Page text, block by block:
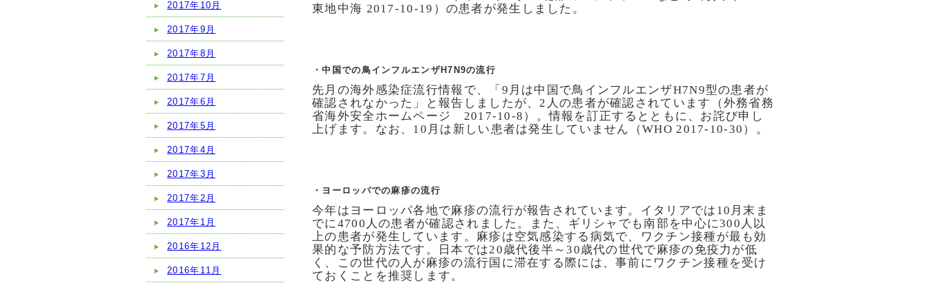
2017年10月
2017年9月
2017年8月
2017年7月
2017年6月
2017年5月
2017年4月
2017年3月
2017年2月
2017年1月
2016年12月
2016年11月
東地中海 2017-10-19）の患者が発生しました。
・中国での鳥インフルエンザH7N9の流行
先月の海外感染症流行情報で、「9月は中国で鳥インフルエンザH7N9型の患者が
確認されなかった」と報告しましたが、2人の患者が確認されています（外務省務
省海外安全ホームページ 2017-10-8）。情報を訂正するとともに、お詫び申し
上げます。なお、10月は新しい患者は発生していません（WHO 2017-10-30）。
・ヨーロッパでの麻疹の流行
今年はヨーロッパ各地で麻疹の流行が報告されています。イタリアでは10月末ま
でに4700人の患者が確認されました。また、ギリシャでも南部を中心に300人以
上の患者が発生しています。麻疹は空気感染する病気で、ワクチン接種が最も効
果的な予防方法です。日本では20歳代後半～30歳代の世代で麻疹の免疫力が低
く、この世代の人が麻疹の流行国に滞在する際には、事前にワクチン接種を受け
ておくことを推奨します。